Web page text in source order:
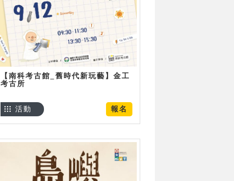
【南科考古館_舊時代新玩藝】金工
考古所
報名
活動